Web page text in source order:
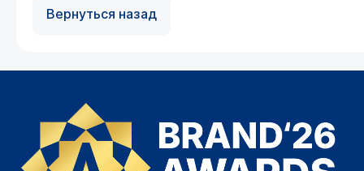
Вернуться назад